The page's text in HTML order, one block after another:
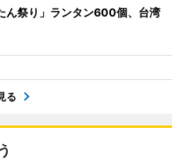
ん祭り」ランタン600個、台湾
る